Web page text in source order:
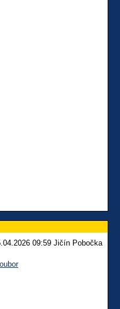
09:59 Jičín Pobočka